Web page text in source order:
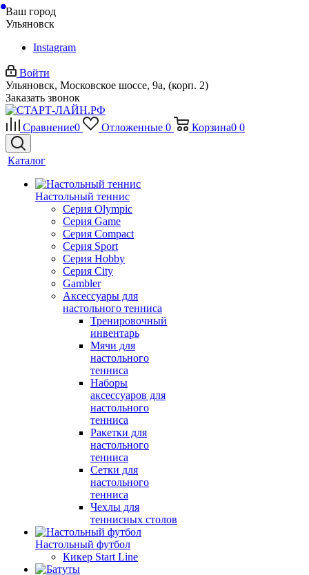
Ваш город
Ульяновск
Instagram
Войти
Ульяновск, Московское шоссе, 9а, (корп. 2)
Заказать звонок
Сравнение0 Отложенные 0 Корзина0 0
Каталог
Настольный теннис
Серия Olympic
Серия Game
Серия Compact
Серия Sport
Серия Hobby
Серия City
Gambler
Аксессуары для
настольного тенниса
Тренировочный
инвентарь
Мячи для
настольного
тенниса
Наборы
аксессуаров для
настольного
тенниса
Ракетки для
настольного
тенниса
Сетки для
настольного
тенниса
Чехлы для
теннисных столов
Настольный футбол
Кикер Start Line